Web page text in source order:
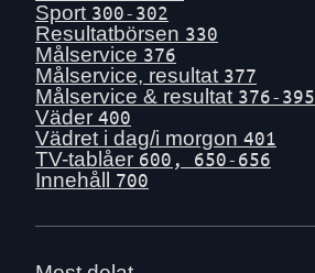
Sport 300-302
Resultatbörsen 330
Målservice 376
Målservice, resultat 377
Målservice & resultat 376-395
Väder 400
Vädret i dag/i morgon 401
TV-tablåer 600, 650-656
Innehåll 700